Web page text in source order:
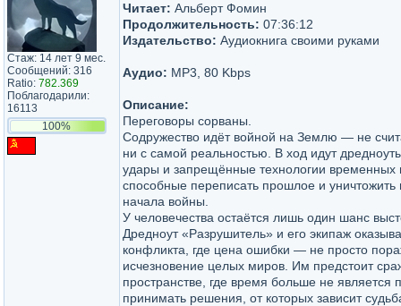
Стаж: 14 лет 9 мес.
Сообщений: 316
Ratio: 782.369
Поблагодарили:
16113
100%
Читает: Альберт Фомин
Продолжительность: 07:36:12
Издательство: Аудиокнига своими руками
Аудио: MP3, 80 Kbps
Описание:
Переговоры сорваны.
Содружество идёт войной на Землю — не
ни с самой реальностью. В ход идут
удары и запрещённые технологии временных
способные переписать прошлое и
начала войны.
У человечества остаётся лишь один шанс
Дредноут «Разрушитель» и его экипаж
конфликта, где цена ошибки — не просто
исчезновение целых миров. Им предстоит
пространстве, где время больше не является
принимать решения, от которых зависит